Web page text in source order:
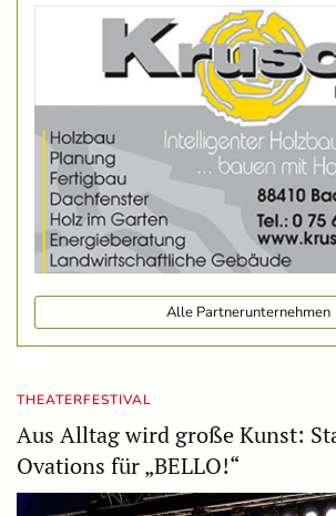
Alle Partnerunternehmen
THEATERFESTIVAL
Aus Alltag wird große Kunst:
Ovations für „BELLO!“